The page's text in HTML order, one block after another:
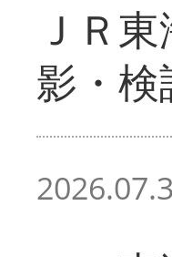
ＪＲ
影・